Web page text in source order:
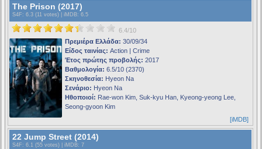
The Prison (2017)
S4F : 6.3 (11 votes) | iMDB: 6.5
6.4/10
Πρεμιέρα Ελλάδα: 30/09/34
Είδος ταινίας: Action | Crime
Έτος πρώτης προβολής: 2017
Βαθμολογία: 6.5/10 (2370)
Σκηνοθεσία: Hyeon Na
Σενάριο: Hyeon Na
Ηθοποιοί: Rae-won Kim, Suk-kyu Han, Kyeong-yeong Lee,
Seong-gyoon Kim
[iMDB]
22 Jump Street (2014)
S4F : 6.1 (55 votes) | iMDB: 7